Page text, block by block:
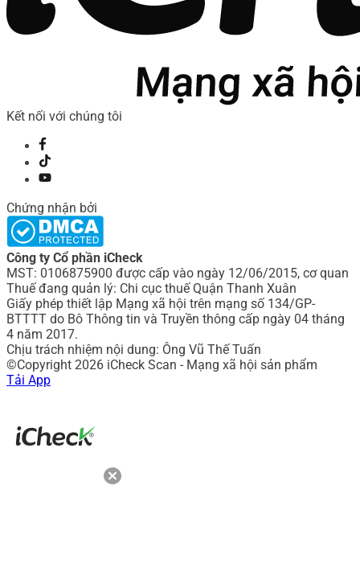
Kết nối với chúng tôi
Chứng nhận bởi
Công ty Cổ phần iCheck
MST: 0106875900 được cấp vào ngày 12/06/2015, cơ quan
Thuế đang quản lý: Chi cục thuế Quận Thanh Xuân
Giấy phép thiết lập Mạng xã hội trên mạng số 134/GP-
BTTTT do Bô Thông tin và Truyền thông cấp ngày 04 tháng
4 năm 2017.
Chịu trách nhiệm nội dung: Ông Vũ Thế Tuấn
©Copyright 2026 iCheck Scan - Mạng xã hội sản phẩm
Tải App